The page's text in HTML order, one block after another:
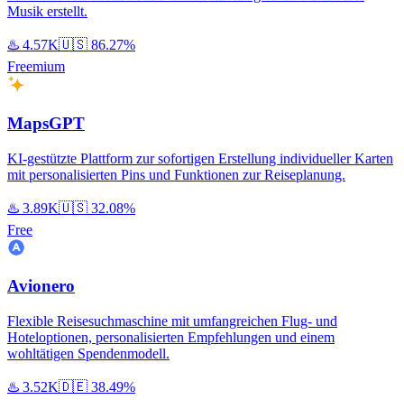
Musik erstellt.
♨️ 4.57K🇺🇸 86.27%
Freemium
MapsGPT
KI-gestützte Plattform zur sofortigen Erstellung individueller Karten
mit personalisierten Pins und Funktionen zur Reiseplanung.
♨️ 3.89K🇺🇸 32.08%
Free
Avionero
Flexible Reisesuchmaschine mit umfangreichen Flug- und
Hoteloptionen, personalisierten Empfehlungen und einem
wohltätigen Spendenmodell.
♨️ 3.52K🇩🇪 38.49%